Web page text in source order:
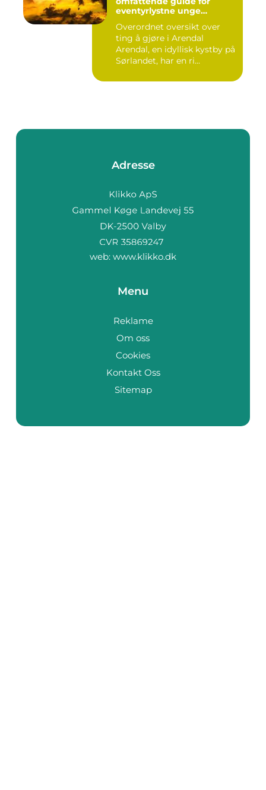
eventyrlystne unge
Overordnet oversikt over
ting å gjøre i Arendal
Arendal, en idyllisk kystby på
Sørlandet, har en ri...
Adresse
web: www.klikko.dk
Menu
Reklame
Om oss
Cookies
Kontakt Oss
Sitemap